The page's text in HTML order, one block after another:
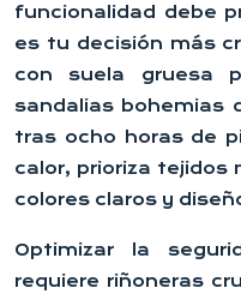
funcionalidad debe
es tu decisión más
con suela gruesa
sandalias bohemias
tras ocho horas de
calor, prioriza tejidos
colores claros y
Optimizar la
requiere riñoneras